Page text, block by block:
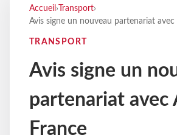
Accueil › Transport›
Avis signe un nouveau partenariat avec
TRANSPORT
Avis signe un
partenariat avec
France